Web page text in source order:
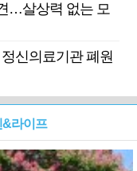
…살상력 없는 모
신의료기관 폐원
&라이프